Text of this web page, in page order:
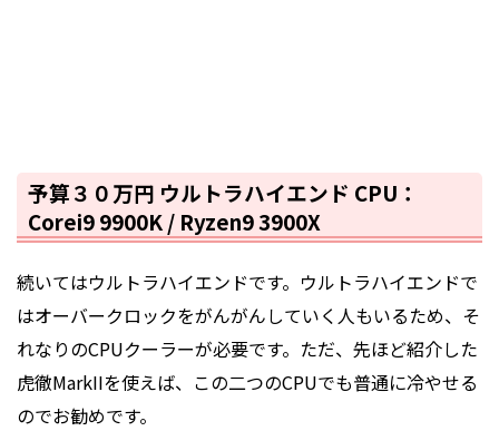
予算３０万円 ウルトラハイエンド CPU：
Corei9 9900K / Ryzen9 3900X
続いてはウルトラハイエンドです。ウルトラハイエンドで
はオーバークロックをがんがんしていく人もいるため、そ
れなりのCPUクーラーが必要です。ただ、先ほど紹介した
虎徹MarkIIを使えば、この二つのCPUでも普通に冷やせる
のでお勧めです。